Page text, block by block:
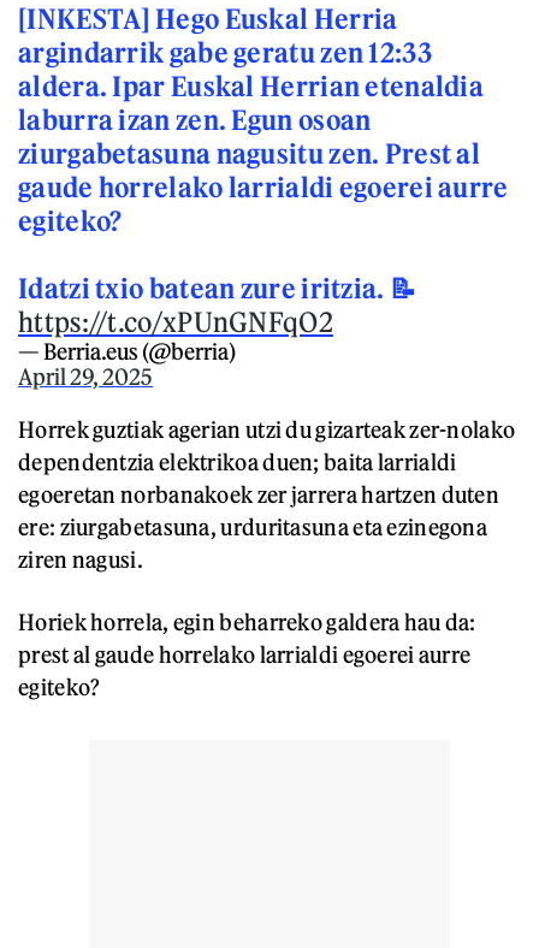
[INKESTA] Hego Euskal Herria
argindarrik gabe geratu zen 12:33
aldera. Ipar Euskal Herrian etenaldia
laburra izan zen. Egun osoan
ziurgabetasuna nagusitu zen. Prest al
gaude horrelako larrialdi egoerei aurre
egiteko?
Idatzi txio batean zure iritzia. 📝
https://t.co/xPUnGNFqO2
— Berria.eus (@berria)
April 29, 2025
Horrek guztiak agerian utzi du gizarteak zer-nolako
dependentzia elektrikoa duen; baita larrialdi
egoeretan norbanakoek zer jarrera hartzen duten
ere: ziurgabetasuna, urduritasuna eta ezinegona
ziren nagusi.
Horiek horrela, egin beharreko galdera hau da:
prest al gaude horrelako larrialdi egoerei aurre
egiteko?